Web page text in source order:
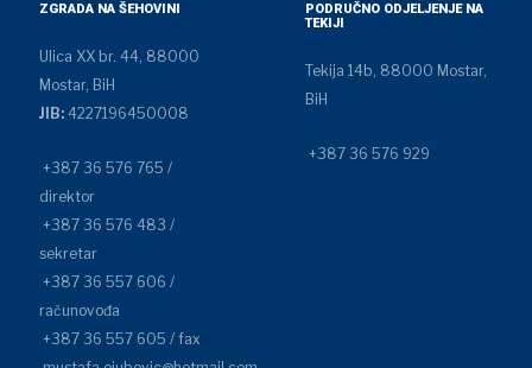
ZGRADA NA ŠEHOVINI
Ulica XX br. 44, 88000
Mostar, BiH
JIB:4227196450008
+387 36 576 765 /
direktor
+387 36 576 483 /
sekretar
+387 36 557 606 /
računovođa
+387 36 557 605 / fax
PODRUČNO ODJELJENJE NA
TEKIJI
Tekija 14b, 88000 Mostar,
BiH
+387 36 576 929